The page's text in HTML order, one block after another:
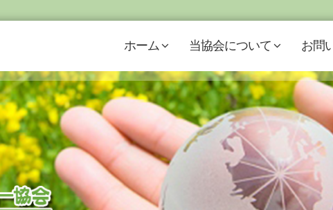
ホーム 当協会について お問